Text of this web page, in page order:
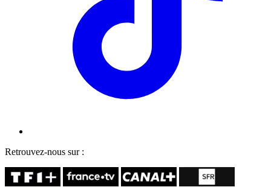
Retrouvez-nous sur :